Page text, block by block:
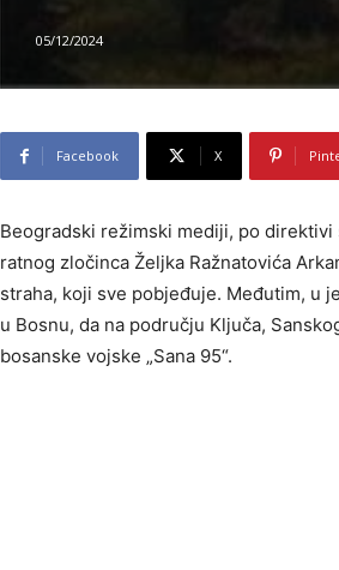
05/12/2024
Facebook X
Beogradski režimski mediji, po
ratnog zločinca Željka Ražnatovića
straha, koji sve pobjeđuje. Međutim, u
u Bosnu, da na području Ključa,
bosanske vojske „Sana 95“.